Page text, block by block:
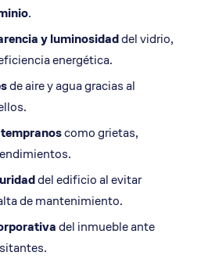
.
y luminosidaddel vidrio,
energética.
de aire y agua gracias al
como grietas,
del edificio al evitar
de mantenimiento.
del inmueble ante